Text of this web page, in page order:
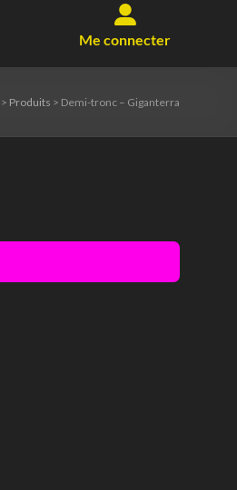
Me connecter
> Produits > Demi-tronc – Giganterra